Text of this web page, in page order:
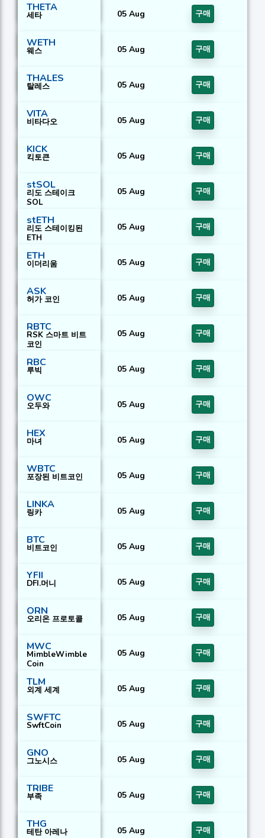
THETA
세타 05 Aug 구매
WETH
웨스 05 Aug 구매
THALES
탈레스 05 Aug 구매
VITA
비타다오 05 Aug 구매
KICK
킥토큰 05 Aug 구매
stSOL
리도 스테이크
SOL
05 Aug 구매
stETH
리도 스테이킹된
ETH
05 Aug 구매
ETH
이더리움 05 Aug 구매
ASK
허가 코인 05 Aug 구매
RBTC
RSK 스마트 비트
코인
05 Aug 구매
RBC
루빅 05 Aug 구매
OWC
오두와 05 Aug 구매
HEX
마녀 05 Aug 구매
WBTC
포장된 비트코인 05 Aug 구매
LINKA
링카 05 Aug 구매
BTC
비트코인 05 Aug 구매
YFII
DFI.머니 05 Aug 구매
ORN
오리온 프로토콜 05 Aug 구매
MWC
MimbleWimble
Coin
05 Aug 구매
TLM
외계 세계 05 Aug 구매
SWFTC
SwftCoin 05 Aug 구매
GNO
그노시스 05 Aug 구매
TRIBE
부족 05 Aug 구매
THG
테탄 아레나 05 Aug 구매